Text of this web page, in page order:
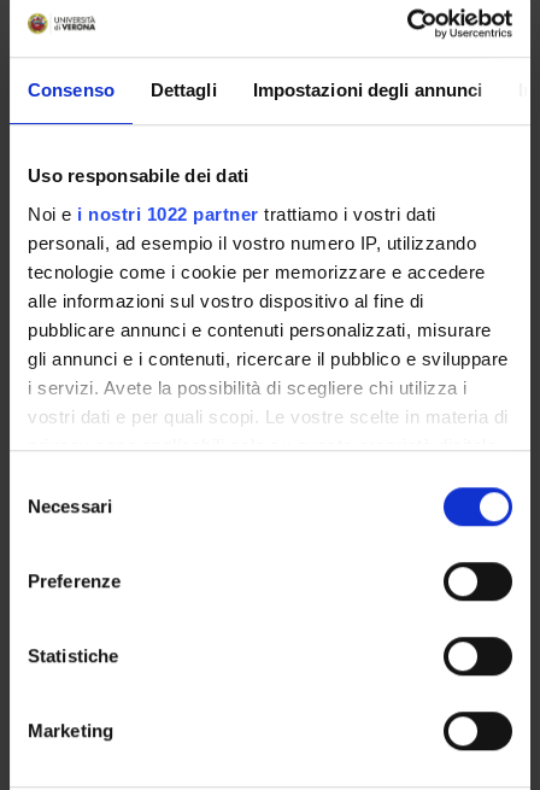
Consenso Dettagli Impostazioni degli annunci
Uso responsabile dei dati
Noi e i nostri 1022 partner trattiamo i vostri dati
personali, ad esempio il vostro numero IP, utilizzando
tecnologie come i cookie per memorizzare e accedere
alle informazioni sul vostro dispositivo al fine di
pubblicare annunci e contenuti personalizzati, misurare
gli annunci e i contenuti, ricercare il pubblico e sviluppare
i servizi. Avete la possibilità di scegliere chi utilizza i
vostri dati e per quali scopi. Le vostre scelte in materia di
privacy sono applicabili solo su questa proprietà digitale
modificare o revocare il proprio consenso in qualsiasi
momento dalla Dichiarazione sui cookie o facendo clic
raccogliere informazioni sulla tua posizione
geografica, con un'approssimazione di qualche
Identificare il tuo dispositivo, scansionandolo
delNecessari
Preferenze
Statistiche
Marketing
ORGANIZZAZIONE
COMMISSIONI
UFFICI E STRUTTURE DI SERVIZIO
SERVIZI DI SEGRETERIA STUDENTI
STRUTTURE DEL DIPARTIMENTO
LABORATORI DI RICERCA
CENTRI DI RICERCA
BIBLIOTECHE
SPIN OFF E AZIENDE
Luoghi